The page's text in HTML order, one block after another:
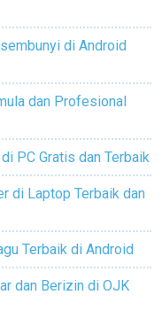
di Android
dan Profesional
PC Gratis dan Terbaik
di Laptop Terbaik dan
Terbaik di Android
dan Berizin di OJK